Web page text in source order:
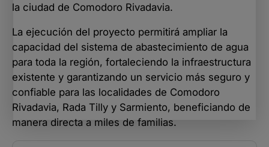
la ciudad de Comodoro Rivadavia.
La ejecución del proyecto permitirá ampliar la
capacidad del sistema de abastecimiento de agua
para toda la región, fortaleciendo la infraestructura
existente y garantizando un servicio más seguro y
confiable para las localidades de Comodoro
Rivadavia, Rada Tilly y Sarmiento, beneficiando de
manera directa a miles de familias.